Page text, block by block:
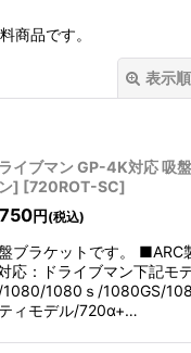
商品です。
表示
絞り込む
ライブマン GP-4K対応 吸
] [720ROT-SC]
円 (税込)
ブラケットです。 ■ARC
応：ドライブマン下記モ
1080/1080ｓ/1080GS/
ィモデル/720α+…